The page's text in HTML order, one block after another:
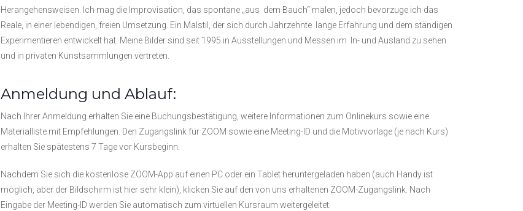
Herangehensweisen. Ich mag die Improvisation, das spontane „aus dem Bauch“ malen, jedoch bevorzuge ich das
Reale, in einer lebendigen, freien Umsetzung. Ein Malstil, der sich durch Jahrzehnte lange Erfahrung und dem ständigen
Experimentieren entwickelt hat. Meine Bilder sind seit 1995 in Ausstellungen und Messen im In- und Ausland zu sehen
und in privaten Kunstsammlungen vertreten.
Anmeldung und Ablauf:
Nach Ihrer Anmeldung erhalten Sie eine Buchungsbestätigung, weitere Informationen zum Onlinekurs sowie eine
Materialliste mit Empfehlungen. Den Zugangslink für ZOOM sowie eine Meeting-ID und die Motivvorlage (je nach Kurs)
erhalten Sie spätestens 7 Tage vor Kursbeginn.
Nachdem Sie sich die kostenlose ZOOM-App auf einen PC oder ein Tablet heruntergeladen haben (auch Handy ist
möglich, aber der Bildschirm ist hier sehr klein), klicken Sie auf den von uns erhaltenen ZOOM-Zugangslink. Nach
Eingabe der Meeting-ID werden Sie automatisch zum virtuellen Kursraum weitergeleitet.